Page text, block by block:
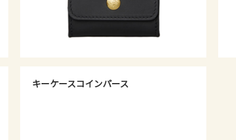
キーケースコインパース